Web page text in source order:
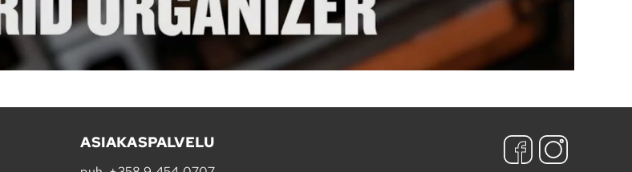
ASIAKASPALVELU